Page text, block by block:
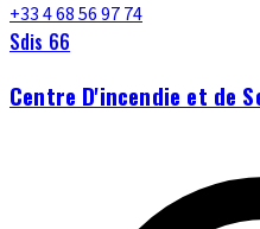
+33 4 68 56 97 74
Sdis 66
Centre D'incendie et de